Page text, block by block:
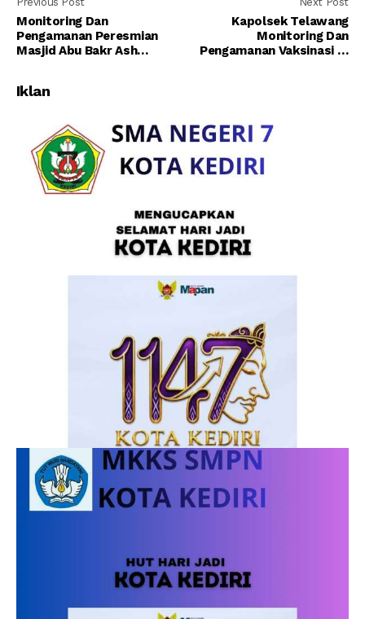
Monitoring Dan
Pengamanan Peresmian
Masjid Abu Bakr Ash
Kapolsek Telawang
Monitoring Dan
Pengamanan Vaksinasi Di
Iklan